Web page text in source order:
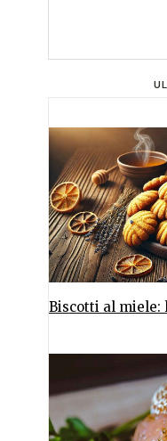
Biscotti al miele: